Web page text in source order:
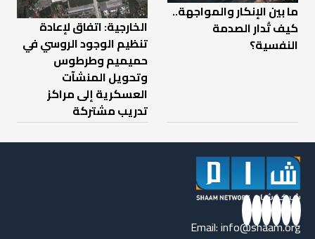
ما بين الإنكار والمواجهة..
كيف تُدار الصدمة
النفسية؟
الخارجية: اتفاق لإعادة
تنظيم الوجود الروسي في
حميميم وطرطوس
وتحويل المنشآت
العسكرية إلى مراكز
تدريب مشتركة
Email:info@shaam.org